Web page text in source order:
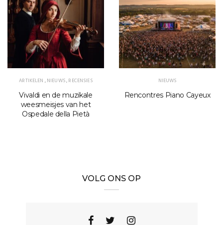
ARTIKELEN ,NIEUWS,RECENSIES
Vivaldi en de muzikale
weesmeisjes van het
Ospedale della Pietà
NIEUWS
Rencontres Piano Cayeux
VOLG ONS OP